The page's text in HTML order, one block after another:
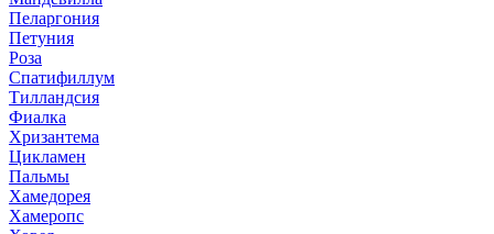
Пеларгония
Петуния
Роза
Спатифиллум
Тилландсия
Фиалка
Хризантема
Цикламен
Пальмы
Хамедорея
Хамеропс